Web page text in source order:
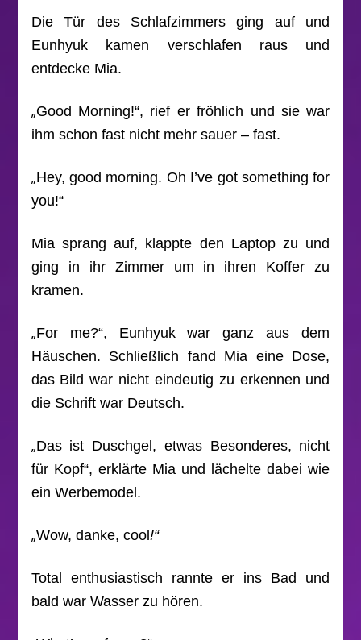
Die Tür des Schlafzimmers ging auf und
Eunhyuk kamen verschlafen raus und
entdecke Mia.
„Good Morning!“, rief er fröhlich und sie war
ihm schon fast nicht mehr sauer – fast.
„Hey, good morning. Oh I’ve got something for
you!“
Mia sprang auf, klappte den Laptop zu und
ging in ihr Zimmer um in ihren Koffer zu
kramen.
„For me?“, Eunhyuk war ganz aus dem
Häuschen. Schließlich fand Mia eine Dose,
das Bild war nicht eindeutig zu erkennen und
die Schrift war Deutsch.
„Das ist Duschgel, etwas Besonderes, nicht
für Kopf“, erklärte Mia und lächelte dabei wie
ein Werbemodel.
„Wow, danke, cool!“
Total enthusiastisch rannte er ins Bad und
bald war Wasser zu hören.